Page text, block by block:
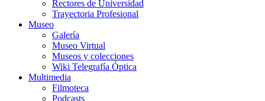
Rectores de Universidad
Trayectoria Profesional
Museo
Galería
Museo Virtual
Museos y colecciones
Wiki Telegrafía Óptica
Multimedia
Filmoteca
Podcasts